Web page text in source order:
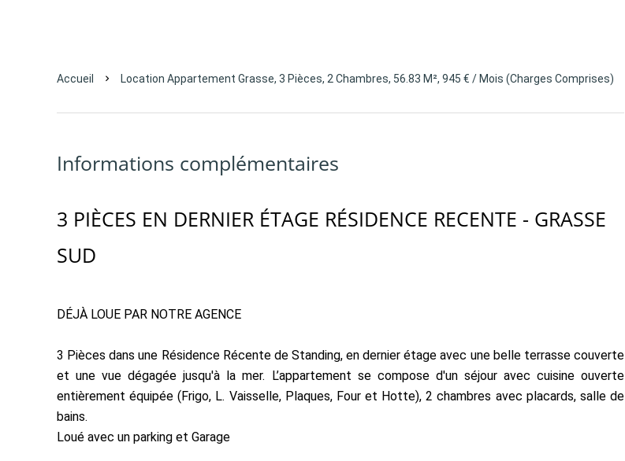
Accueil Location Appartement Grasse, 3 Pièces, 2 Chambres, 56.83 M², 945 € / Mois (Charges Comprises)
Informations complémentaires
3 PIÈCES EN DERNIER ÉTAGE RÉSIDENCE RECENTE - GRASSE
SUD
DÉJÀ LOUE PAR NOTRE AGENCE
3 Pièces dans une Résidence Récente de Standing, en dernier étage avec une belle terrasse couverte
et une vue dégagée jusqu'à la mer. L’appartement se compose d'un séjour avec cuisine ouverte
entièrement équipée (Frigo, L. Vaisselle, Plaques, Four et Hotte), 2 chambres avec placards, salle de
bains.
Loué avec un parking et Garage